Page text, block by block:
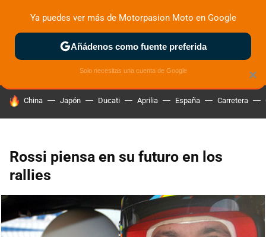
ZONA DE PRUEBAS DEPORTIVAS MOTOS ELÉCTRICAS
HOY SE HABLA DE
China Japón Ducati Aprilia España Carretera
Rossi piensa en su futuro en los
rallies
×
Ya puedes ver más de Motorpasion Moto en Google
Añádenos como fuente preferida
Solo necesitas una cuenta de Google